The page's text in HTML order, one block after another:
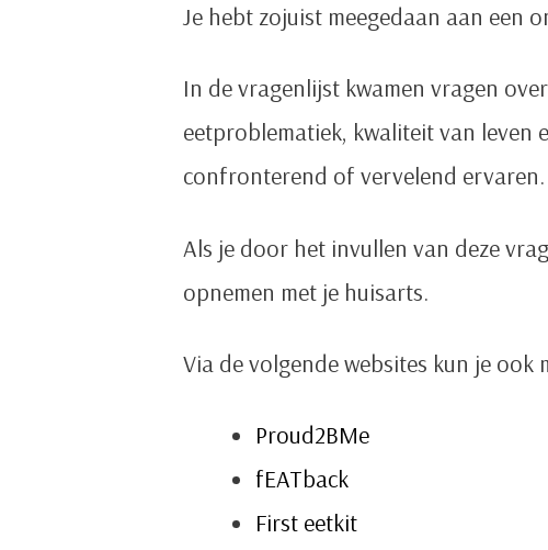
Je hebt zojuist meegedaan aan een
In de vragenlijst kwamen vragen
eetproblematiek, kwaliteit van leven
confronterend of vervelend ervaren.
Als je door het invullen van deze
opnemen met je huisarts.
Via de volgende websites kun je
Proud2BMe
fEATback
First eetkit